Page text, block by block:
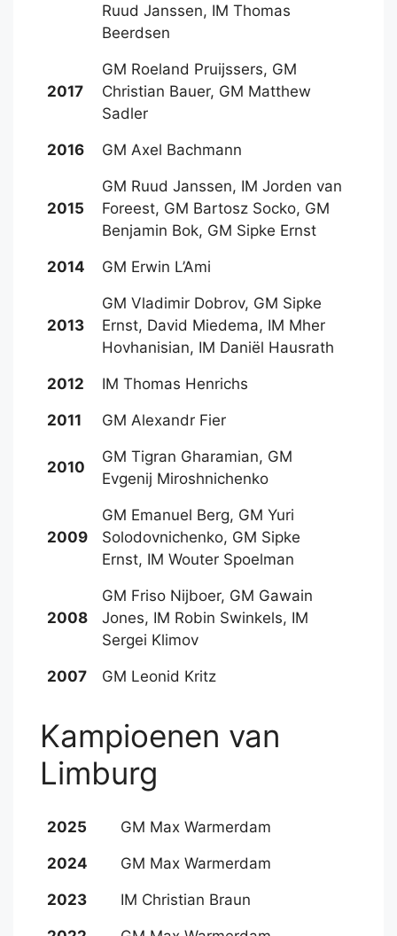
Ruud Janssen, IM Thomas
Beerdsen
2017
GM Roeland Pruijssers, GM
Christian Bauer, GM Matthew
Sadler
2016 GM Axel Bachmann
2015
GM Ruud Janssen, IM Jorden van
Foreest, GM Bartosz Socko, GM
Benjamin Bok, GM Sipke Ernst
2014 GM Erwin L’Ami
2013
GM Vladimir Dobrov, GM Sipke
Ernst, David Miedema, IM Mher
Hovhanisian, IM Daniël Hausrath
2012 IM Thomas Henrichs
2011 GM Alexandr Fier
2010
GM Tigran Gharamian, GM
Evgenij Miroshnichenko
2009
GM Emanuel Berg, GM Yuri
Solodovnichenko, GM Sipke
Ernst, IM Wouter Spoelman
2008
GM Friso Nijboer, GM Gawain
Jones, IM Robin Swinkels, IM
Sergei Klimov
2007 GM Leonid Kritz
Kampioenen van
Limburg
2025 GM Max Warmerdam
2024 GM Max Warmerdam
2023 IM Christian Braun